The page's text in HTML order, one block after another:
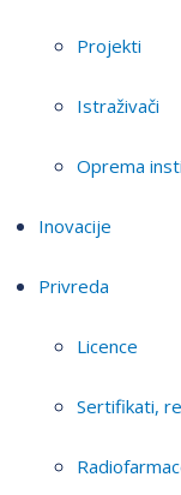
Projekti
Istraživači
Oprema
Inovacije
Privreda
Licence
Sertifikati,